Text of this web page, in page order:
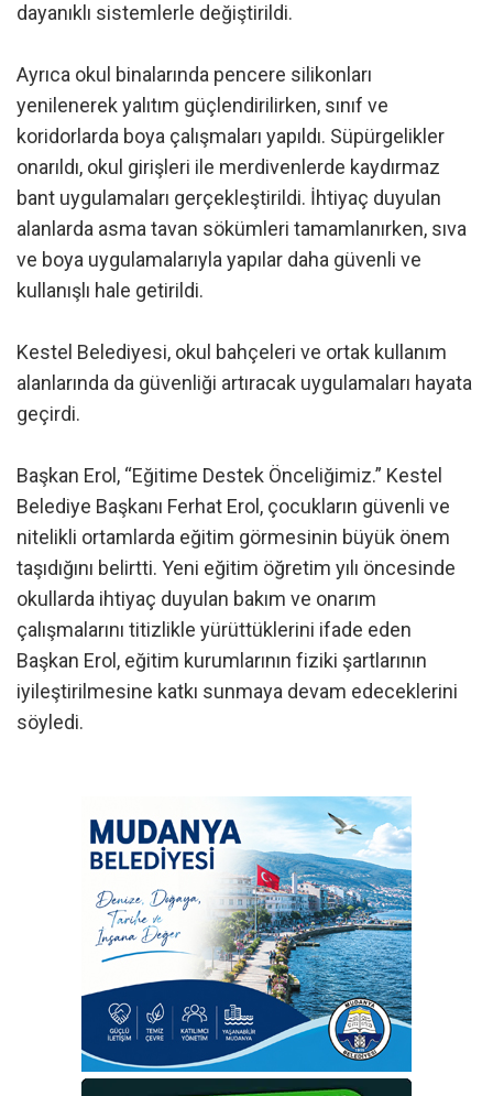
dayanıklı sistemlerle değiştirildi.
Ayrıca okul binalarında pencere silikonları
yenilenerek yalıtım güçlendirilirken, sınıf ve
koridorlarda boya çalışmaları yapıldı. Süpürgelikler
onarıldı, okul girişleri ile merdivenlerde kaydırmaz
bant uygulamaları gerçekleştirildi. İhtiyaç duyulan
alanlarda asma tavan sökümleri tamamlanırken, sıva
ve boya uygulamalarıyla yapılar daha güvenli ve
kullanışlı hale getirildi.
Kestel Belediyesi, okul bahçeleri ve ortak kullanım
alanlarında da güvenliği artıracak uygulamaları hayata
geçirdi.
Başkan Erol, “Eğitime Destek Önceliğimiz.” Kestel
Belediye Başkanı Ferhat Erol, çocukların güvenli ve
nitelikli ortamlarda eğitim görmesinin büyük önem
taşıdığını belirtti. Yeni eğitim öğretim yılı öncesinde
okullarda ihtiyaç duyulan bakım ve onarım
çalışmalarını titizlikle yürüttüklerini ifade eden
Başkan Erol, eğitim kurumlarının fiziki şartlarının
iyileştirilmesine katkı sunmaya devam edeceklerini
söyledi.